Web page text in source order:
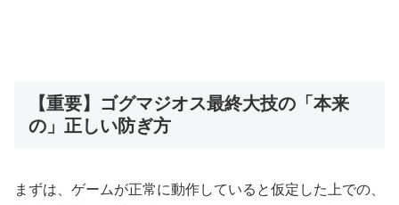
【重要】ゴグマジオス最終大技の「本来
の」正しい防ぎ方
まずは、ゲームが正常に動作していると仮定した上での、